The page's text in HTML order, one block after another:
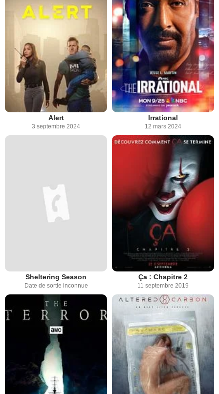
Alert
3 septembre 2024
Irrational
12 mars 2024
Sheltering Season
Date de sortie inconnue
Ça : Chapitre 2
11 septembre 2019